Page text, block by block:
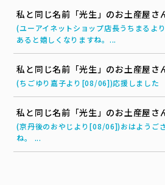
私と同じ名前「光生」のお土産屋さ
(ユーアイネットショップ店長うちまるよ
あると嬉しくなりますね。...
私と同じ名前「光生」のお土産屋さ
(ちごゆり嘉子より[08/06])応援しました
私と同じ名前「光生」のお土産屋さ
(京丹後のおやじより[08/06])おはようご
ね。 ...